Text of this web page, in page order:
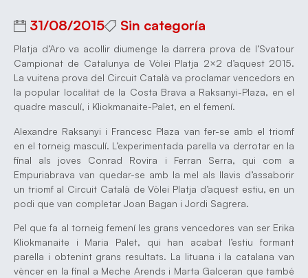
31/08/2015 Sin categoría
Platja d’Aro va acollir diumenge la darrera prova de l’Svatour
Campionat de Catalunya de Vòlei Platja 2×2 d’aquest 2015.
La vuitena prova del Circuit Català va proclamar vencedors en
la popular localitat de la Costa Brava a Raksanyi-Plaza, en el
quadre masculí, i Kliokmanaite-Palet, en el femení.
Alexandre Raksanyi i Francesc Plaza van fer-se amb el triomf
en el torneig masculí. L’experimentada parella va derrotar en la
final als joves Conrad Rovira i Ferran Serra, qui com a
Empuriabrava van quedar-se amb la mel als llavis d’assaborir
un triomf al Circuit Català de Vòlei Platja d’aquest estiu, en un
podi que van completar Joan Bagan i Jordi Sagrera.
Pel que fa al torneig femení les grans vencedores van ser Erika
Kliokmanaite i Maria Palet, qui han acabat l’estiu formant
parella i obtenint grans resultats. La lituana i la catalana van
vèncer en la final a Meche Arends i Marta Galceran que també